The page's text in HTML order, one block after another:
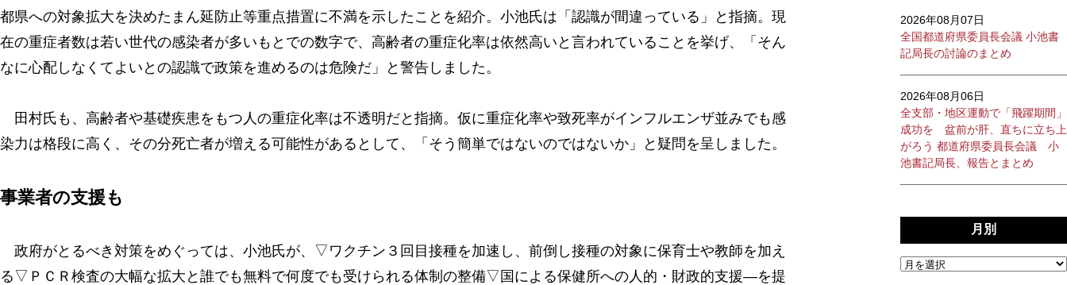
都県への対象拡大を決めたまん延防止等重点措置に不満を示したことを紹介。小池氏は「認識が間違っている」と指摘。現
在の重症者数は若い世代の感染者が多いもとでの数字で、高齢者の重症化率は依然高いと言われていることを挙げ、「そん
なに心配しなくてよいとの認識で政策を進めるのは危険だ」と警告しました。
田村氏も、高齢者や基礎疾患をもつ人の重症化率は不透明だと指摘。仮に重症化率や致死率がインフルエンザ並みでも感
染力は格段に高く、その分死亡者が増える可能性があるとして、「そう簡単ではないのではないか」と疑問を呈しました。
事業者の支援も
政府がとるべき対策をめぐっては、小池氏が、▽ワクチン３回目接種を加速し、前倒し接種の対象に保育士や教師を加え
る▽ＰＣＲ検査の大幅な拡大と誰でも無料で何度でも受けられる体制の整備▽国による保健所への人的・財政的支援―を提
2026年08月07日
全国都道府県委員長会議 小池書
記局長の討論のまとめ
2026年08月06日
全支部・地区運動で「飛躍期間」
成功を 盆前が肝、直ちに立ち上
がろう 都道府県委員長会議 小
池書記局長、報告とまとめ
月別